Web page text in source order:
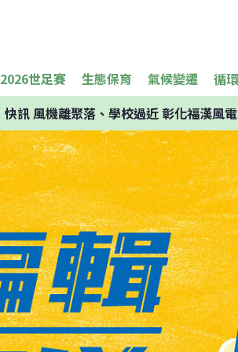
2026世足賽 生態保育 氣候變遷 循
快訊風機離聚落、學校過近 彰化福漢風